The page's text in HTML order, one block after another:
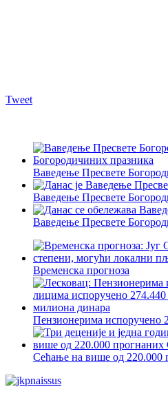
Tweet
Ваведење Пресвете
Ваведење Пресвете
Ваведење Пресвете
Временска прогноза
Пензионерима испоручено
Сећање на више од 220.000